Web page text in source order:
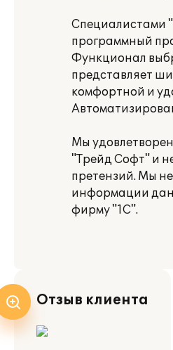
Специалистами
программный
Функционал
представляет
комфортной и
Мы
"Трейд Софт" и
претензий. Мы
информации
фирму "1С".
Отзыв клиента